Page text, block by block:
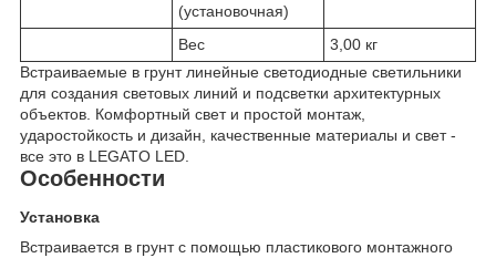
(установочная)
Вес
3,00 кг
Встраиваемые в грунт линейные светодиодные светильники
для создания световых линий и подсветки архитектурных
объектов. Комфортный свет и простой монтаж,
ударостойкость и дизайн, качественные материалы и свет -
все это в LEGATO LED.
Особенности
Установка
Встраивается в грунт с помощью пластикового монтажного